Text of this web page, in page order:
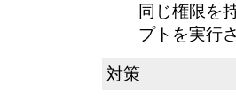
同じ権限を
プトを実行
対策